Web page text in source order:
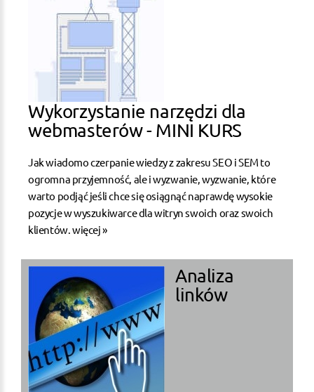
Wykorzystanie narzędzi dla
webmasterów - MINI KURS
Jak wiadomo czerpanie wiedzy z zakresu SEO i SEM to
ogromna przyjemność, ale i wyzwanie, wyzwanie, które
warto podjąć jeśli chce się osiągnąć naprawdę wysokie
pozycje w wyszukiwarce dla witryn swoich oraz swoich
klientów. więcej »
Analiza
linków